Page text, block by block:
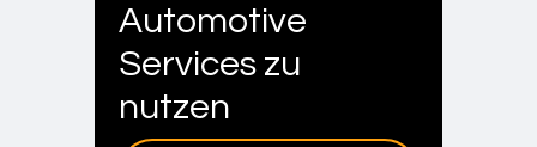
Automotive
Services zu
nutzen